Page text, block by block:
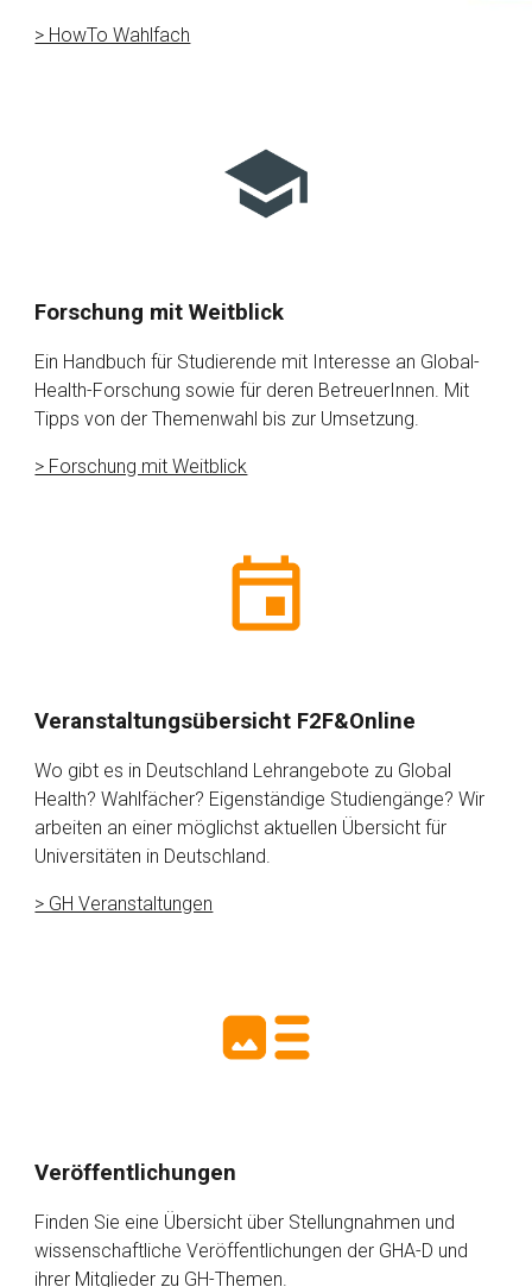
> HowTo Wahlfach
Forschung mit Weitblick
Ein Handbuch für Studierende mit Interesse an Global-
Health-Forschung sowie für deren BetreuerInnen. Mit
Tipps von der Themenwahl bis zur Umsetzung.
> Forschung mit Weitblick
Veranstaltungsübersicht F2F&Online
Wo gibt es in Deutschland Lehrangebote zu Global
Health? Wahlfächer? Eigenständige Studiengänge? Wir
arbeiten an einer möglichst aktuellen Übersicht für
Universitäten in Deutschland.
> GH Veranstaltungen
Veröffentlichungen
Finden Sie eine Übersicht über Stellungnahmen und
wissenschaftliche Veröffentlichungen der GHA-D und
ihrer Mitglieder zu GH-Themen.